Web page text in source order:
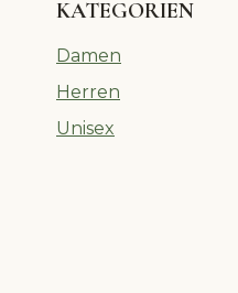
KATEGORIEN
Damen
Herren
Unisex